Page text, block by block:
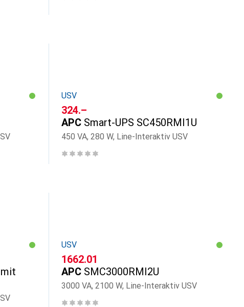
USV
CHF
324.–
APC Smart-UPS SC450RMI1U
450 VA, 280 W, Line-Interaktiv USV
USV
CHF
1662.01
APC SMC3000RMI2U
3000 VA, 2100 W, Line-Interaktiv USV